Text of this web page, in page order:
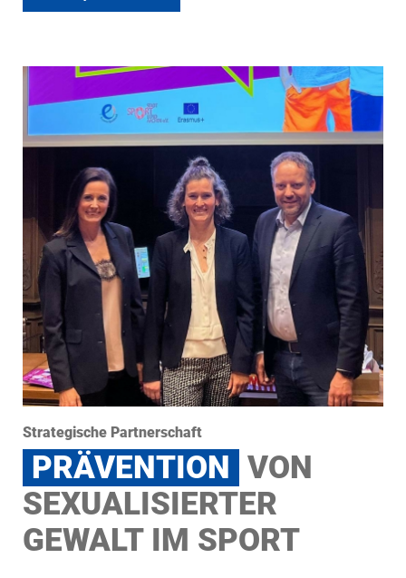
Strategische Partnerschaft
PRÄVENTION VON
SEXUALISIERTER
GEWALT IM SPORT